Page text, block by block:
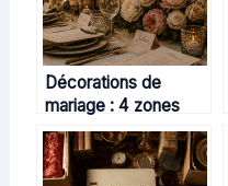
Décorations de
mariage : 4 zones
stratégiques pour une
mise en scène
réussie